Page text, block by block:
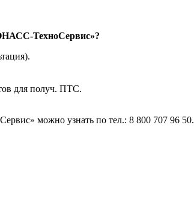
ТехноСервис»?
для получ. ПТС.
можно узнать по тел.: 8 800 707 96 50.